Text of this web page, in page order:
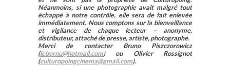
Néanmoins, si une photographie avait malgré tout
échappé à notre contrôle, elle sera de fait enlevée
immédiatement. Nous comptons sur la bienveillance
et vigilance de chaque lecteur – anonyme,
distributeur, attaché de presse, artiste, photographe.
Merci de contacter Bruno Piszczorowicz
(lebornu@hotmail.com) ou Olivier Rossignot
(culturopoingcinema@gmail.com).